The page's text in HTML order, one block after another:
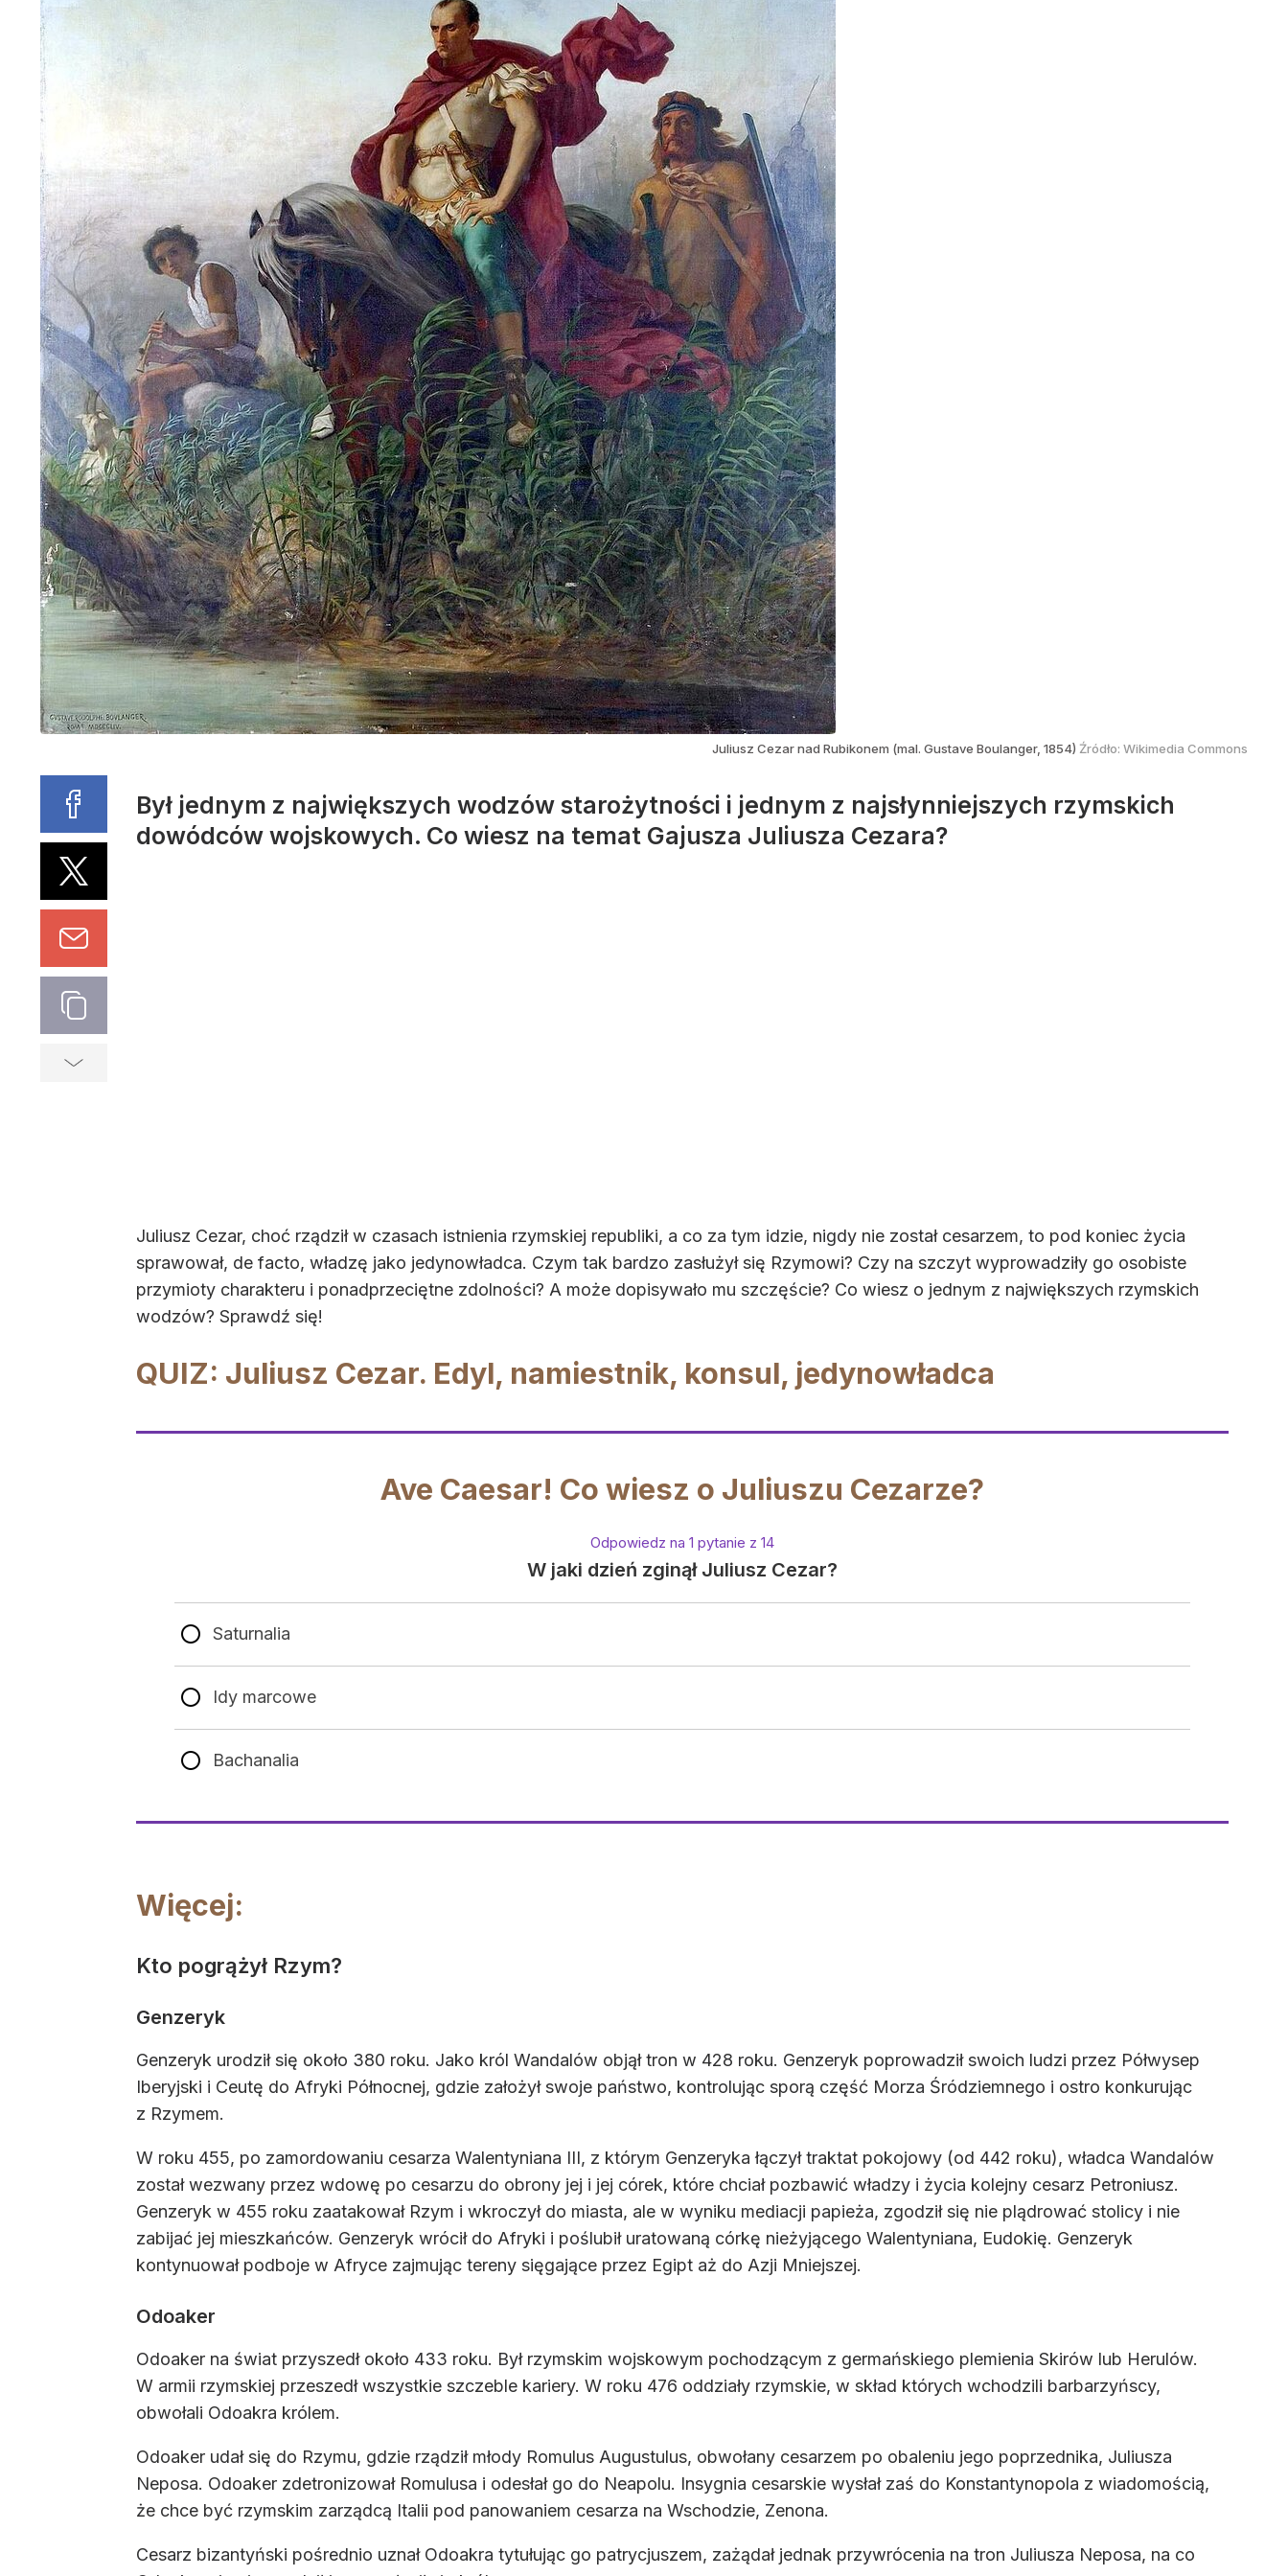
Juliusz Cezar nad Rubikonem (mal. Gustave Boulanger, 1854) Źródło: Wikimedia Commons
Był jednym z największych wodzów starożytności i jednym z najsłynniejszych rzymskich
dowódców wojskowych. Co wiesz na temat Gajusza Juliusza Cezara?
Juliusz Cezar, choć rządził w czasach istnienia rzymskiej republiki, a co za tym idzie, nigdy nie został cesarzem, to pod koniec życia
sprawował, de facto, władzę jako jedynowładca. Czym tak bardzo zasłużył się Rzymowi? Czy na szczyt wyprowadziły go osobiste
przymioty charakteru i ponadprzeciętne zdolności? A może dopisywało mu szczęście? Co wiesz o jednym z największych rzymskich
wodzów? Sprawdź się!
QUIZ: Juliusz Cezar. Edyl, namiestnik, konsul, jedynowładca
Ave Caesar! Co wiesz o Juliuszu Cezarze?
Odpowiedz na 1 pytanie z 14
W jaki dzień zginął Juliusz Cezar?
Saturnalia
Idy marcowe
Bachanalia
Więcej:
Kto pogrążył Rzym?
Genzeryk
Genzeryk urodził się około 380 roku. Jako król Wandalów objął tron w 428 roku. Genzeryk poprowadził swoich ludzi przez Półwysep
Iberyjski i Ceutę do Afryki Północnej, gdzie założył swoje państwo, kontrolując sporą część Morza Śródziemnego i ostro konkurując
z Rzymem.
W roku 455, po zamordowaniu cesarza Walentyniana III, z którym Genzeryka łączył traktat pokojowy (od 442 roku), władca Wandalów
został wezwany przez wdowę po cesarzu do obrony jej i jej córek, które chciał pozbawić władzy i życia kolejny cesarz Petroniusz.
Genzeryk w 455 roku zaatakował Rzym i wkroczył do miasta, ale w wyniku mediacji papieża, zgodził się nie plądrować stolicy i nie
zabijać jej mieszkańców. Genzeryk wrócił do Afryki i poślubił uratowaną córkę nieżyjącego Walentyniana, Eudokię. Genzeryk
kontynuował podboje w Afryce zajmując tereny sięgające przez Egipt aż do Azji Mniejszej.
Odoaker
Odoaker na świat przyszedł około 433 roku. Był rzymskim wojskowym pochodzącym z germańskiego plemienia Skirów lub Herulów.
W armii rzymskiej przeszedł wszystkie szczeble kariery. W roku 476 oddziały rzymskie, w skład których wchodzili barbarzyńscy,
obwołali Odoakra królem.
Odoaker udał się do Rzymu, gdzie rządził młody Romulus Augustulus, obwołany cesarzem po obaleniu jego poprzednika, Juliusza
Neposa. Odoaker zdetronizował Romulusa i odesłał go do Neapolu. Insygnia cesarskie wysłał zaś do Konstantynopola z wiadomością,
że chce być rzymskim zarządcą Italii pod panowaniem cesarza na Wschodzie, Zenona.
Cesarz bizantyński pośrednio uznał Odoakra tytułując go patrycjuszem, zażądał jednak przywrócenia na tron Juliusza Neposa, na co